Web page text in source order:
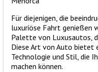
Für diejenigen, die
luxuriöse Fahrt genießen
Palette von Luxusautos,
Diese Art von Auto bietet
Technologie und Stil, die
machen können.